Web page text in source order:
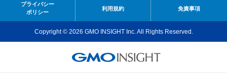
プライバシー
ポリシー
利用規約 免責事項
Copyright © 2026 GMO INSIGHT Inc. All Rights Reserved.